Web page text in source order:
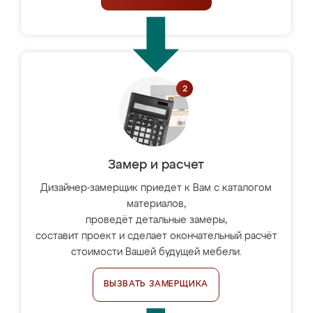
Замер и расчет
Дизайнер-замерщик приедет к Вам с каталогом
материалов,
проведёт детальные замеры,
составит проект и сделает окончательный расчёт
стоимости Вашей будущей мебели.
ВЫЗВАТЬ ЗАМЕРЩИКА